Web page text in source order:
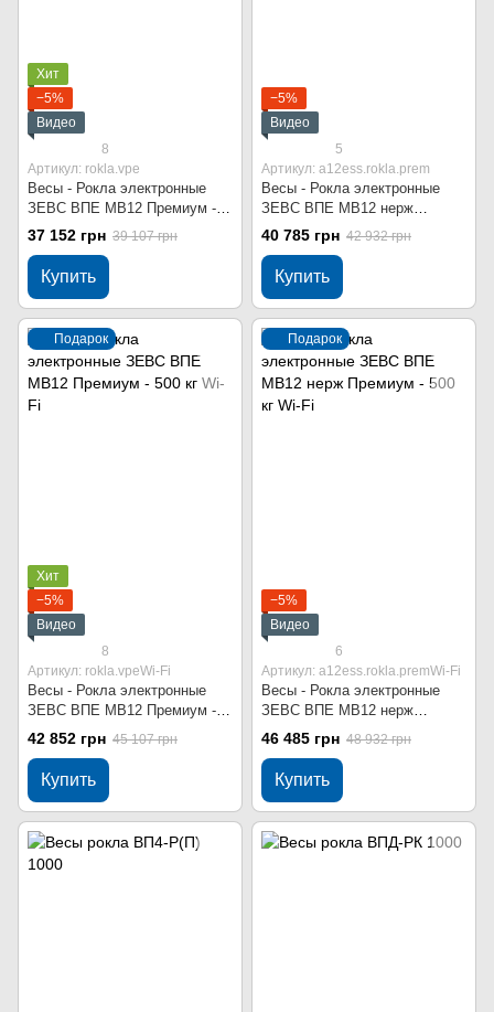
Хит
−5%
Видео
8
Артикул: rokla.vpe
Весы - Рокла электронные
ЗЕВС ВПЕ МВ12 Премиум -
500 кг
37 152 грн 39 107 грн
Купить
−5%
Видео
5
Артикул: a12ess.rokla.prem
Весы - Рокла электронные
ЗЕВС ВПЕ МВ12 нерж
Премиум - 500 кг
40 785 грн 42 932 грн
Купить
Подарок
Хит
−5%
Видео
8
Артикул: rokla.vpeWi-Fi
Весы - Рокла электронные
ЗЕВС ВПЕ МВ12 Премиум -
500 кг Wi-Fi
42 852 грн 45 107 грн
Купить
Подарок
−5%
Видео
6
Артикул: a12ess.rokla.premWi-Fi
Весы - Рокла электронные
ЗЕВС ВПЕ МВ12 нерж
Премиум - 500 кг Wi-Fi
46 485 грн 48 932 грн
Купить